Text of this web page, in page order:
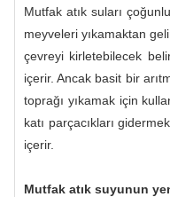
Mutfak atık suları
meyveleri yıkamaktan
çevreyi kirletebilecek
içerir. Ancak basit bir
toprağı yıkamak için
katı parçacıkları
içerir.
Mutfak atık suyunun